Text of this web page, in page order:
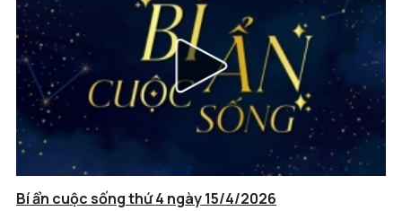
Bí ẩn cuộc sống thứ 4 ngày 15/4/2026